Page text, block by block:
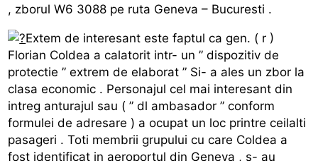
, zborul W6 3088 pe ruta Geneva – Bucuresti .
Extem de interesant este faptul ca gen. ( r )
Florian Coldea a calatorit intr- un ” dispozitiv de
protectie ” extrem de elaborat ” Si- a ales un zbor la
clasa economic . Personajul cel mai interesant din
intreg anturajul sau ( ” dl ambasador ” conform
formulei de adresare ) a ocupat un loc printre ceilalti
pasageri . Toti membrii grupului cu care Coldea a
fost identificat in aeroportul din Geneva , s- au